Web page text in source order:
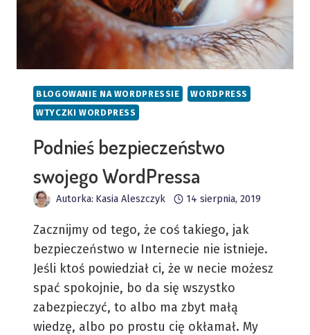
BLOGOWANIE NA WORDPRESSIE
WORDPRESS
WTYCZKI WORDPRESS
Podnieś bezpieczeństwo
swojego WordPressa
Autorka: Kasia Aleszczyk 14 sierpnia, 2019
Zacznijmy od tego, że coś takiego, jak
bezpieczeństwo w Internecie nie istnieje.
Jeśli ktoś powiedział ci, że w necie możesz
spać spokojnie, bo da się wszystko
zabezpieczyć, to albo ma zbyt małą
wiedzę, albo po prostu cię okłamał. My